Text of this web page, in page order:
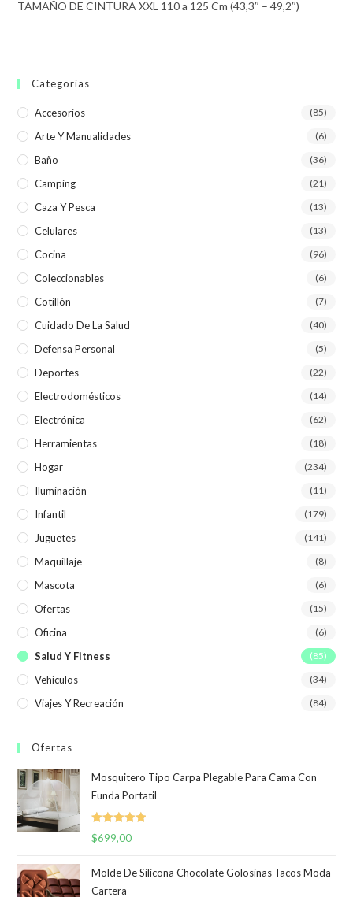
TAMAÑO DE CINTURA XXL 110 a 125 Cm (43,3″ – 49,2″)
Categorías
Accesorios (85)
Arte Y Manualidades (6)
Baño (36)
Camping (21)
Caza Y Pesca (13)
Celulares (13)
Cocina (96)
Coleccionables (6)
Cotillón (7)
Cuidado De La Salud (40)
Defensa Personal (5)
Deportes (22)
Electrodomésticos (14)
Electrónica (62)
Herramientas (18)
Hogar (234)
Iluminación (11)
Infantil (179)
Juguetes (141)
Maquillaje (8)
Mascota (6)
Ofertas (15)
Oficina (6)
Salud Y Fitness (85)
Vehículos (34)
Viajes Y Recreación (84)
Ofertas
Mosquitero Tipo Carpa Plegable Para Cama Con
Funda Portatil
Valorado
$699,00
Molde De Silicona Chocolate Golosinas Tacos Moda
Cartera